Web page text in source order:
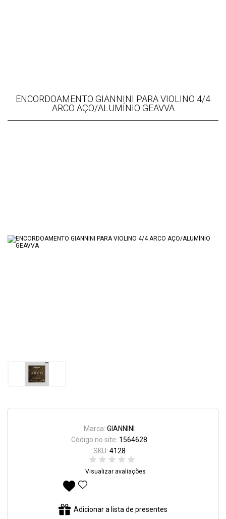
ENCORDOAMENTO GIANNINI PARA VIOLINO 4/4
ARCO AÇO/ALUMÍNIO GEAVVA
Marca: GIANNINI
Código no site: 1564628
SKU: 4128
Visualizar avaliações
Adicionar a lista de presentes